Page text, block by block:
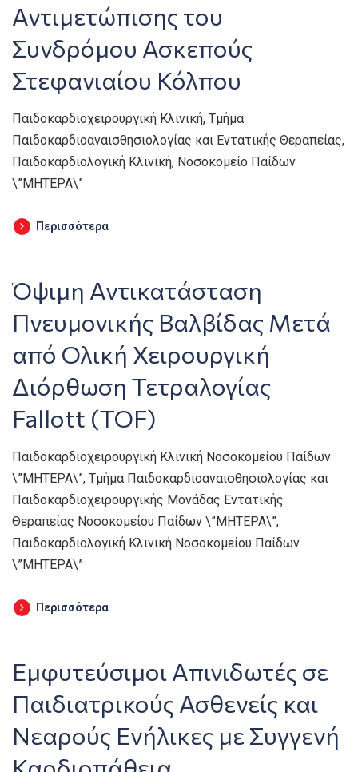
Αντιμετώπισης του
Συνδρόμου Ασκεπούς
Στεφανιαίου Κόλπου
Παιδοκαρδιοχειρουργική Κλινική, Τμήμα
Παιδοκαρδιοαναισθησιολογίας και Εντατικής Θεραπείας,
Παιδοκαρδιολογική Κλινική, Νοσοκομείο Παίδων
\”ΜΗΤΕΡΑ\”
Περισσότερα
Όψιμη Αντικατάσταση
Πνευμονικής Βαλβίδας Μετά
από Ολική Χειρουργική
Διόρθωση Τετραλογίας
Fallott (TOF)
Παιδοκαρδιοχειρουργική Κλινική Νοσοκομείου Παίδων
\”ΜΗΤΕΡΑ\”, Τμήμα Παιδοκαρδιοαναισθησιολογίας και
Παιδοκαρδιοχειρουργικής Μονάδας Εντατικής
Θεραπείας Νοσοκομείου Παίδων \”ΜΗΤΕΡΑ\”,
Παιδοκαρδιολογική Κλινική Νοσοκομείου Παίδων
\”ΜΗΤΕΡΑ\”
Περισσότερα
Εμφυτεύσιμοι Απινιδωτές σε
Παιδιατρικούς Ασθενείς και
Νεαρούς Ενήλικες με Συγγενή